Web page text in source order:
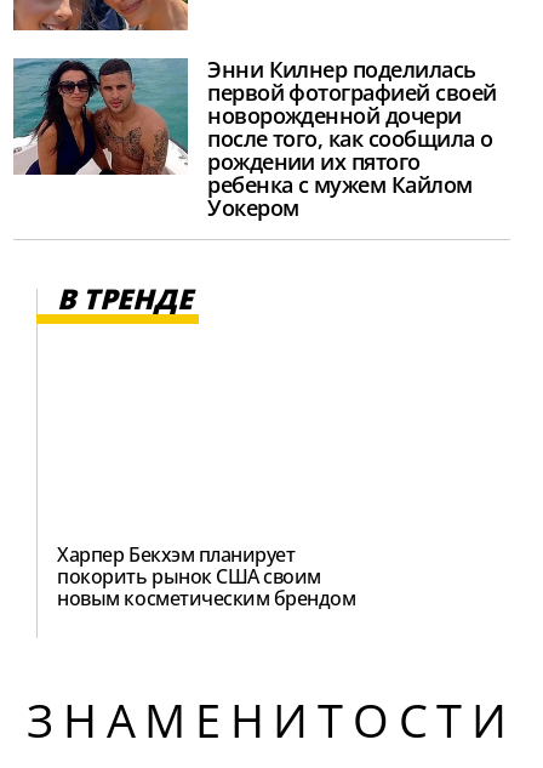
Энни Килнер поделилась
первой фотографией своей
новорожденной дочери
после того, как сообщила о
рождении их пятого
ребенка с мужем Кайлом
Уокером
В ТРЕНДЕ
Харпер Бекхэм планирует
покорить рынок США своим
новым косметическим брендом
ЗНАМЕНИТОСТИ